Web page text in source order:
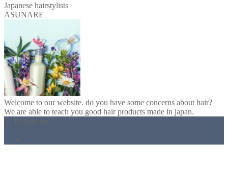
Japanese hairstylists
ASUNARE
Welcome to our website. do you have some concerns about hair?
We are able to teach you good hair products made in japan.